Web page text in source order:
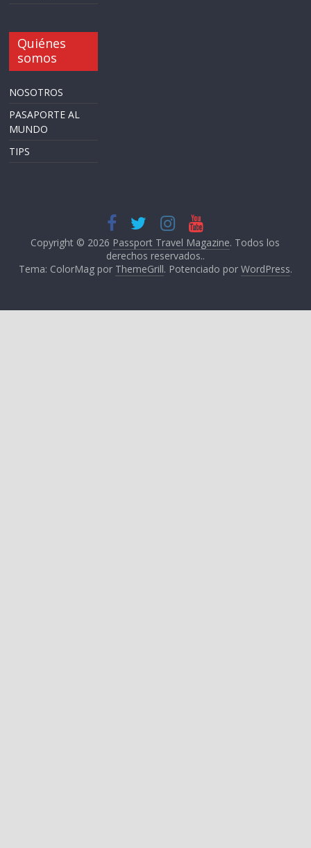
Quiénes
somos
NOSOTROS
PASAPORTE AL
MUNDO
TIPS
Copyright © 2026 Passport Travel Magazine. Todos los
derechos reservados..
Tema: ColorMag por ThemeGrill. Potenciado por WordPress.